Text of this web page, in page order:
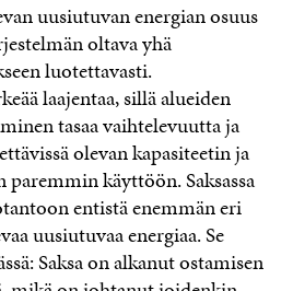
uusiutuvan energian osuus
oltava yhä
luotettavasti.
laajentaa, sillä alueiden
tasaa vaihtelevuutta ja
olevan kapasiteetin ja
käyttöön. Saksassa
entistä enemmän eri
uusiutuvaa energiaa. Se
Saksa on alkanut ostamisen